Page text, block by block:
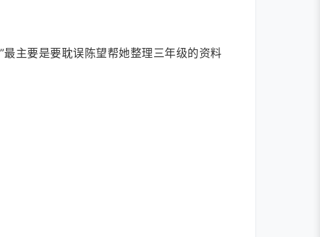
主要是要耽误陈望帮她整理三年级的资料